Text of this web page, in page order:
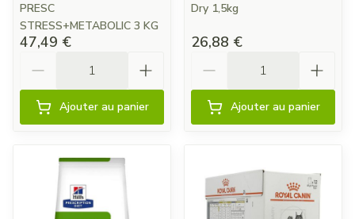
PRESC
STRESS+METABOLIC 3 KG
47,49 €
Ajouter au panier
Dry 1,5kg
26,88 €
Ajouter au panier